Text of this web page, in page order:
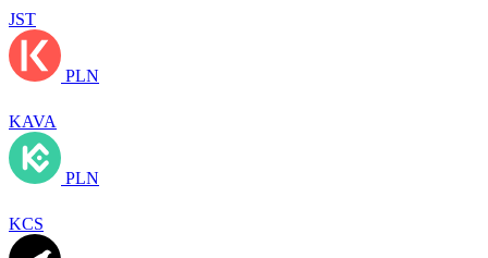
JST
PLN
KAVA
PLN
KCS